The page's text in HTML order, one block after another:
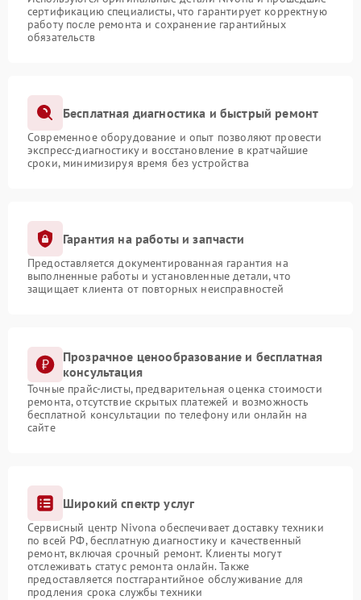
сертификацию специалисты, что гарантирует корректную
работу после ремонта и сохранение гарантийных
обязательств
Бесплатная диагностика и быстрый ремонт
Современное оборудование и опыт позволяют провести
экспресс-диагностику и восстановление в кратчайшие
сроки, минимизируя время без устройства
Гарантия на работы и запчасти
Предоставляется документированная гарантия на
выполненные работы и установленные детали, что
защищает клиента от повторных неисправностей
Прозрачное ценообразование и бесплатная
консультация
Точные прайс-листы, предварительная оценка стоимости
ремонта, отсутствие скрытых платежей и возможность
бесплатной консультации по телефону или онлайн на
сайте
Широкий спектр услуг
Сервисный центр Nivona обеспечивает доставку техники
по всей РФ, бесплатную диагностику и качественный
ремонт, включая срочный ремонт. Клиенты могут
отслеживать статус ремонта онлайн. Также
предоставляется постгарантийное обслуживание для
продления срока службы техники